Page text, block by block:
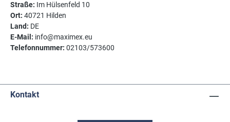
Straße: Im Hülsenfeld 10
Ort: 40721 Hilden
Land: DE
E-Mail: info@maximex.eu
Telefonnummer: 02103/573600
Kontakt